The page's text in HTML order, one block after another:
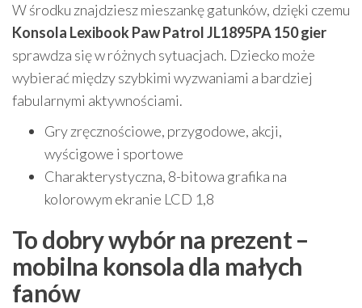
W środku znajdziesz mieszankę gatunków, dzięki czemu
Konsola Lexibook Paw Patrol JL1895PA 150 gier
sprawdza się w różnych sytuacjach. Dziecko może
wybierać między szybkimi wyzwaniami a bardziej
fabularnymi aktywnościami.
Gry zręcznościowe, przygodowe, akcji,
wyścigowe i sportowe
Charakterystyczna, 8-bitowa grafika na
kolorowym ekranie LCD 1,8
To dobry wybór na prezent –
mobilna konsola dla małych
fanów